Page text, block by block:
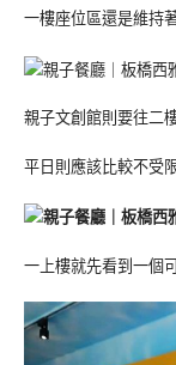
一樓座位區還是維持
親子文創館則要往二
平日則應該比較不受
一上樓就先看到一個